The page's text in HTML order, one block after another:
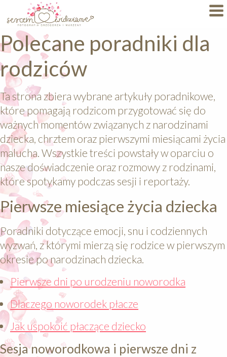
Dlaczego My?
Specjalizacje
BLOG
FAQ
Autorskie Projekty
Oferty
KONTAKT
Polecane poradniki dla
rodziców
Ta strona zbiera wybrane artykuły poradnikowe,
które pomagają rodzicom przygotować się do
ważnych momentów związanych z narodzinami
dziecka, chrztem oraz pierwszymi miesiącami życia
malucha. Wszystkie treści powstały w oparciu o
nasze doświadczenie oraz rozmowy z rodzinami,
które spotykamy podczas sesji i reportaży.
Pierwsze miesiące życia dziecka
Poradniki dotyczące emocji, snu i codziennych
wyzwań, z którymi mierzą się rodzice w pierwszym
okresie po narodzinach dziecka.
Pierwsze dni po urodzeniu noworodka
Dlaczego noworodek płacze
Jak uspokoić płaczące dziecko
Sesja noworodkowa i pierwsze dni z